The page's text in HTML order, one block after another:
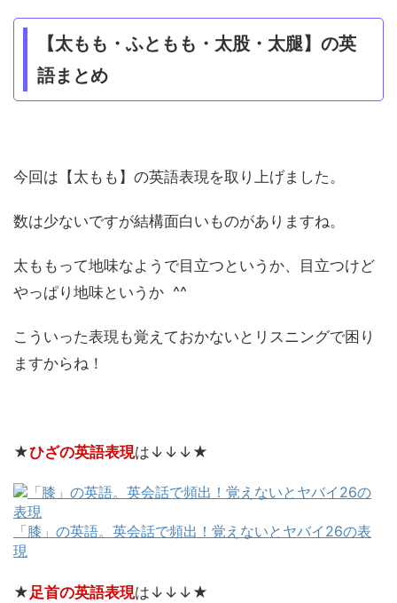
【太もも・ふともも・太股・太腿】の英
語まとめ
今回は【太もも】の英語表現を取り上げました。
数は少ないですが結構面白いものがありますね。
太ももって地味なようで目立つというか、目立つけど
やっぱり地味というか ^^
こういった表現も覚えておかないとリスニングで困り
ますからね！
★ひざの英語表現は↓↓↓★
「膝」の英語。英会話で頻出！覚えないとヤバイ26の表
現
★足首の英語表現は↓↓↓★